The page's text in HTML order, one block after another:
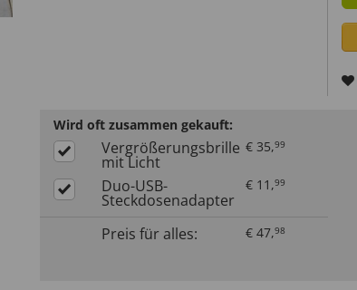
Wird oft zusammen gekauft:
Vergrößerungsbrille
mit Licht
€ 35,99
Duo-USB-
Steckdosenadapter
€ 11 ,99
Preis für alles: € 47,98